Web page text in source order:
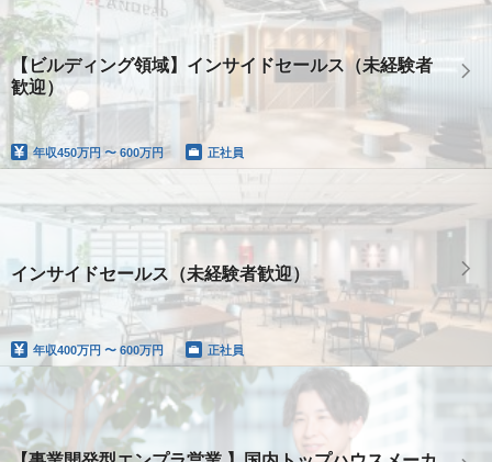
【ビルディング領域】インサイドセールス（未経験者
歓迎）
年収450万円 〜 600万円 正社員
インサイドセールス（未経験者歓迎）
年収400万円 〜 600万円 正社員